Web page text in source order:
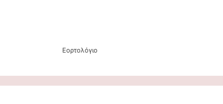
Εορτολόγιο